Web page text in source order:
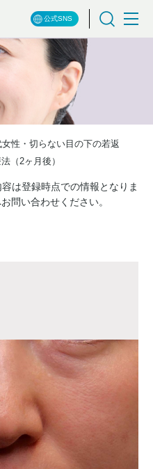
公式SNS
女性・切らない目の下の若返
（2ヶ月後）
は登録時点での情報となりま
問い合わせください。